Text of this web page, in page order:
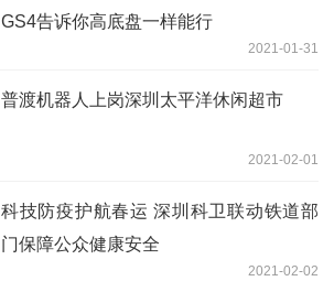
GS4告诉你高底盘一样能行
2021-01-31
普渡机器人上岗深圳太平洋休闲超市
2021-02-01
科技防疫护航春运 深圳科卫联动铁道部
门保障公众健康安全
2021-02-02